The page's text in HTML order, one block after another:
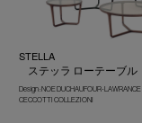
STELLA
ステッラ ローテーブル
Design : NOE DUCHAUFOUR-LAWRANCE
CECCOTTI COLLEZIONI